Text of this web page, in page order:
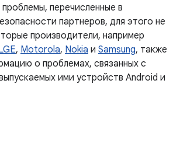
перечисленные в
партнеров, для этого не
производители, например
, Motorola, Nokia и Samsung, также
о проблемах, связанных с
ими устройств Android и